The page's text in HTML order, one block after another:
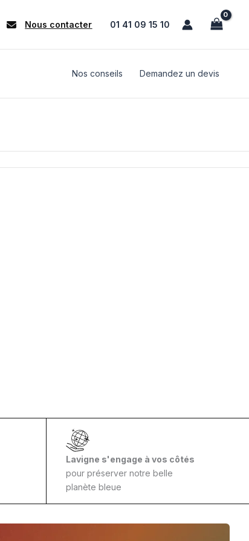
Nous contacter 01 41 09 15 10
Nos conseils Demandez un devis
Lavigne s'engage à vos côtés
pour préserver notre belle
planète bleue